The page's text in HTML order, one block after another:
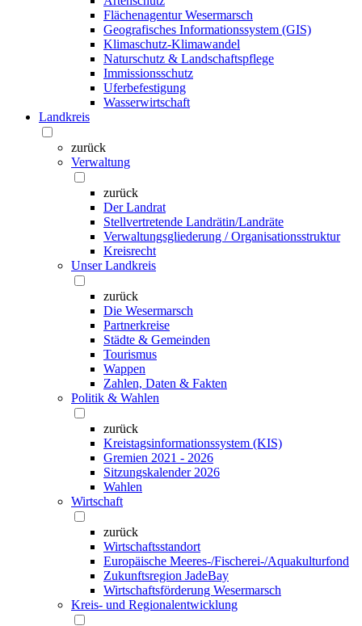
Flächenagentur Wesermarsch
Geografisches Informationssystem (GIS)
Klimaschutz-Klimawandel
Naturschutz & Landschaftspflege
Immissionsschutz
Uferbefestigung
Wasserwirtschaft
Landkreis
zurück
Verwaltung
zurück
Der Landrat
Stellvertretende Landrätin/Landräte
Verwaltungsgliederung / Organisationsstruktur
Kreisrecht
Unser Landkreis
zurück
Die Wesermarsch
Partnerkreise
Städte & Gemeinden
Tourismus
Wappen
Zahlen, Daten & Fakten
Politik & Wahlen
zurück
Kreistagsinformationssystem (KIS)
Gremien 2021 - 2026
Sitzungskalender 2026
Wahlen
Wirtschaft
zurück
Wirtschaftsstandort
Europäische Meeres-/Fischerei-/Aquakulturfond
Zukunftsregion JadeBay
Wirtschaftsförderung Wesermarsch
Kreis- und Regionalentwicklung